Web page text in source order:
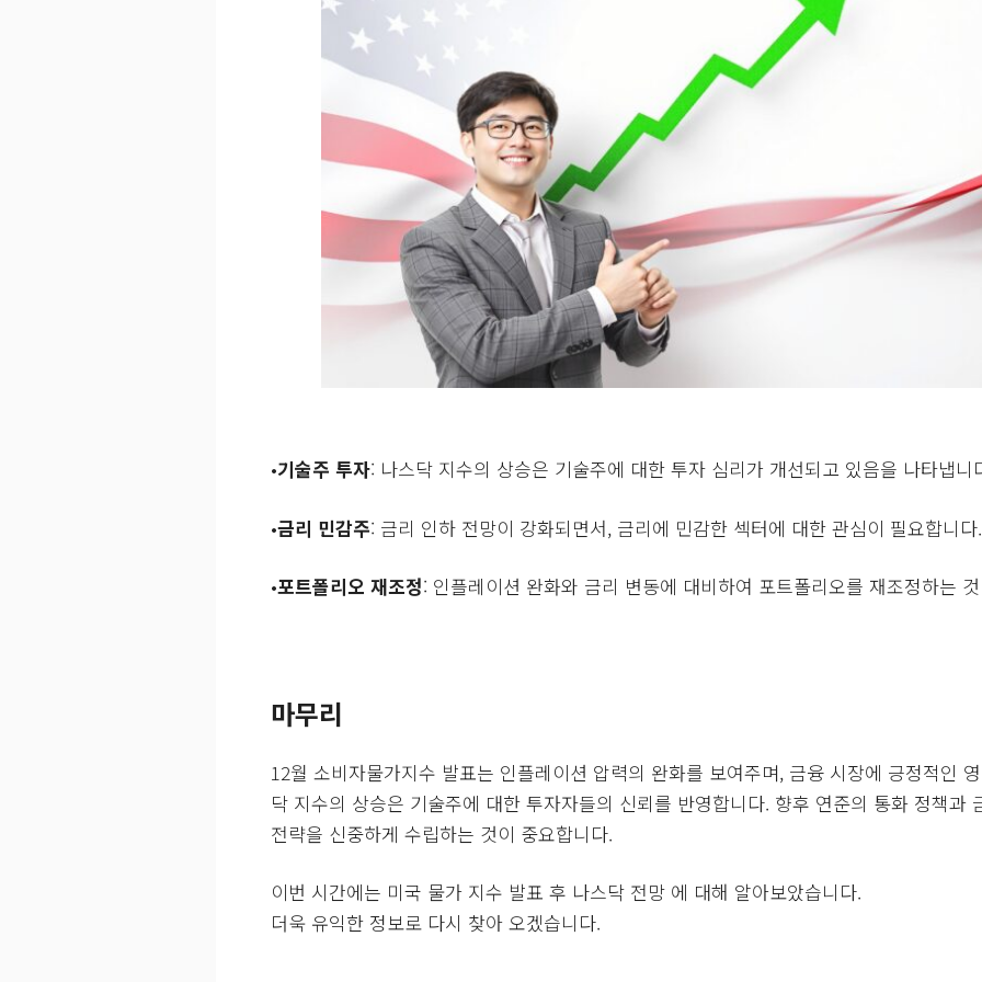
•기술주 투자: 나스닥 지수의 상승은 기술주에 대한 투자 심리가 개선되고 있음을 나타냅니
•금리 민감주: 금리 인하 전망이 강화되면서, 금리에 민감한 섹터에 대한 관심이 필요합니다.
•포트폴리오 재조정: 인플레이션 완화와 금리 변동에 대비하여 포트폴리오를 재조정하는
마무리
12월 소비자물가지수 발표는 인플레이션 압력의 완화를 보여주며, 금융 시장에 긍정적인
닥 지수의 상승은 기술주에 대한 투자자들의 신뢰를 반영합니다. 향후 연준의 통화 정책과
전략을 신중하게 수립하는 것이 중요합니다.
이번 시간에는 미국 물가 지수 발표 후 나스닥 전망 에 대해 알아보았습니다.
더욱 유익한 정보로 다시 찾아 오겠습니다.